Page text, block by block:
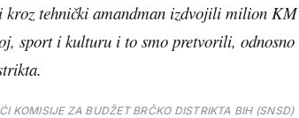
kroz tehnički amandman izdvojili milion KM
sport i kulturu i to smo pretvorili, odnosno
KOMISIJE ZA BUDŽET BRČKO DISTRIKTA BIH (SNSD)